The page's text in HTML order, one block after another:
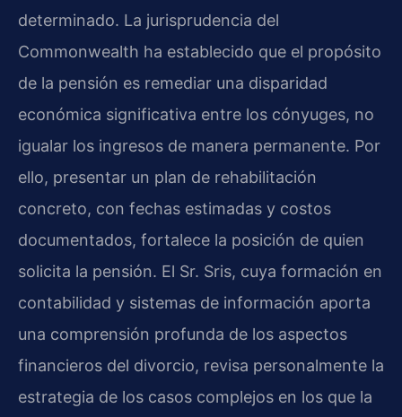
determinado. La jurisprudencia del
Commonwealth ha establecido que el propósito
de la pensión es remediar una disparidad
económica significativa entre los cónyuges, no
igualar los ingresos de manera permanente. Por
ello, presentar un plan de rehabilitación
concreto, con fechas estimadas y costos
documentados, fortalece la posición de quien
solicita la pensión. El Sr. Sris, cuya formación en
contabilidad y sistemas de información aporta
una comprensión profunda de los aspectos
financieros del divorcio, revisa personalmente la
estrategia de los casos complejos en los que la